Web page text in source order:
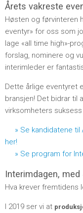
Årets vakreste
Høsten og førvinteren
eventyr» for oss som
lage «all time high»-
forslag, nominere og
interimleder er
Dette årlige eventyret
bransjen! Det bidrar til
virksomheters
» Se kandidatene
her!
» Se program for
Interimdagen,
Hva krever fremtidens
I 2019 ser vi at